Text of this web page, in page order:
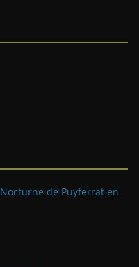
Nocturne de Puyferrat en